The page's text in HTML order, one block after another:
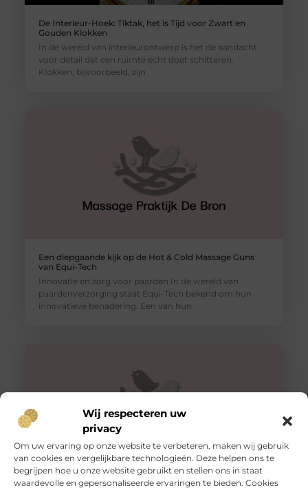
Wij respecteren uw
privacy
Om uw ervaring op onze website te verbeteren, maken wij gebruik
van cookies en vergelijkbare technologieën. Deze helpen ons te
begrijpen hoe u onze website gebruikt en stellen ons in staat
waardevolle en gepersonaliseerde ervaringen te bieden. Cookies
De Interieur-Hoek: Tiktak, het is Tijd voor Zwart en
Gouden Klokken
In de wereld van interieurontwerp is het de aandacht
voor detail dat een ruimte echt doet schitteren.
Klokken, bijvoorbeeld, zijn
Een diepgaande kijk op de Hot & Cold Massage Guns
van Equi-Tech
Innovatie en zorg voor paarden In de wereld van
paardenverzorging staat Equi-Tech bekend om hun
innovatieve benadering. Een van hun